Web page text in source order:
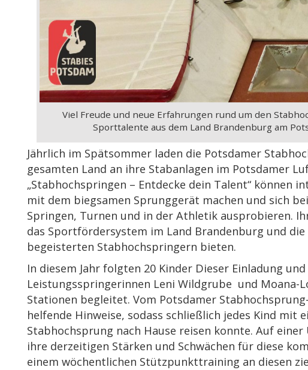
Viel Freude und neue Erfahrungen rund um den
Sporttalente aus dem Land Brandenburg am
Jährlich im Spätsommer laden die Potsdamer
gesamten Land an ihre Stabanlagen im Potsdamer
„Stabhochspringen – Entdecke dein Talent“ können
mit dem biegsamen Sprunggerät machen und sich
Springen, Turnen und in der Athletik ausprobieren.
das Sportfördersystem im Land Brandenburg und
begeisterten Stabhochspringern bieten.
In diesem Jahr folgten 20 Kinder Dieser Einladung
Leistungsspringerinnen Leni Wildgrube und Moana-
Stationen begleitet. Vom Potsdamer
helfende Hinweise, sodass schließlich jedes Kind mit
Stabhochsprung nach Hause reisen konnte. Auf
ihre derzeitigen Stärken und Schwächen für diese
einem wöchentlichen Stützpunkttraining an diesen